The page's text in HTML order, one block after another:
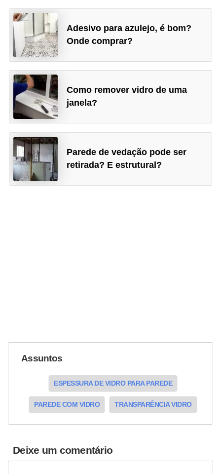
Adesivo para azulejo, é bom?
Onde comprar?
Como remover vidro de uma
janela?
Parede de vedação pode ser
retirada? E estrutural?
Assuntos
ESPESSURA DE VIDRO PARA PAREDE
PAREDE COM VIDRO TRANSPARÊNCIA VIDRO
Deixe um comentário